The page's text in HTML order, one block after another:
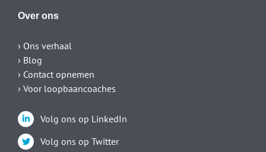
Over ons
› Ons verhaal
› Blog
› Contact opnemen
› Voor loopbaancoaches
Volg ons op LinkedIn
Volg ons op Twitter